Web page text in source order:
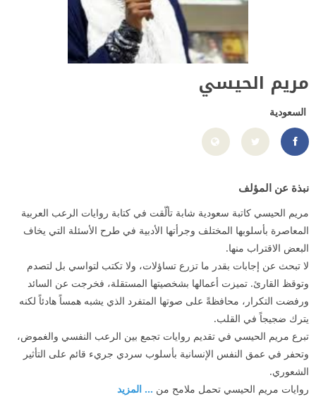
مريم الحيسي
السعودية
https://www.instagram.com/maria_hise5/
نبذة عن المؤلف
مريم الحيسي كاتبة سعودية شابة تألّقت في كتابة روايات الرعب العربية
المعاصرة بأسلوبها المختلف وجرأتها الأدبية في طرح الأسئلة التي يخاف
البعض الاقتراب منها.
لا تبحث عن إجابات بقدر ما تزرع تساؤلات، ولا تكتب لتواسي بل لتصدم
وتوقظ القارئ. تميزت أعمالها بشخصيتها المستقلة، فخرجت عن السائد
ورفضت التكرار، محافظةً على صوتها المتفرد الذي يشبه همساً هادئاً لكنه
يترك ضجيجاً في القلب.
تبرع مريم الحيسي في تقديم روايات تجمع بين الرعب النفسي والغموض،
وتحفر في عمق النفس الإنسانية بأسلوب سردي جريء قائم على التأثير
الشعوري.
روايات مريم الحيسي تحمل ملامح من ... المزيد